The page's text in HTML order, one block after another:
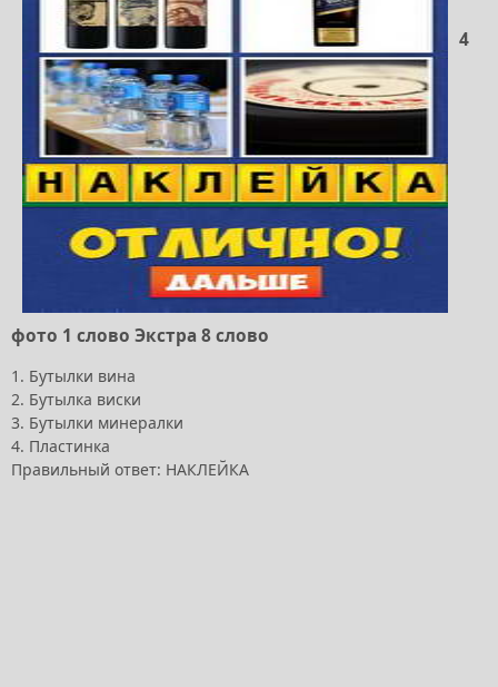
4
фото 1 слово Экстра 8 слово
1. Бутылки вина
2. Бутылка виски
3. Бутылки минералки
4. Пластинка
Правильный ответ: НАКЛЕЙКА